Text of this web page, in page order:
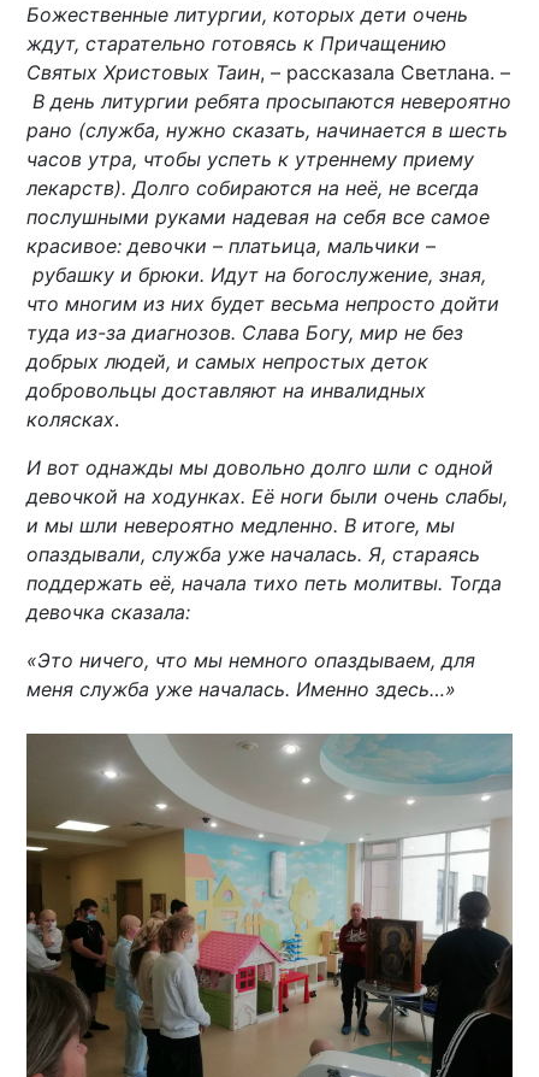
Божественные литургии, которых дети очень
ждут, старательно готовясь к Причащению
Святых Христовых Таин,– рассказала Светлана.–
В день литургии ребята просыпаются невероятно
рано (служба, нужно сказать, начинается в шесть
часов утра, чтобы успеть к утреннему приему
лекарств). Долго собираются на неё, не всегда
послушными руками надевая на себя все самое
красивое: девочки– платьица, мальчики–
рубашку и брюки. Идут на богослужение, зная,
что многим из них будет весьма непросто дойти
туда из-за диагнозов. Слава Богу, мир не без
добрых людей, и самых непростых деток
добровольцы доставляют на инвалидных
колясках.
И вот однажды мы довольно долго шли с одной
девочкой на ходунках. Её ноги были очень слабы,
и мы шли невероятно медленно. В итоге, мы
опаздывали, служба уже началась. Я, стараясь
поддержать её, начала тихо петь молитвы. Тогда
девочка сказала:
«Это ничего, что мы немного опаздываем, для
меня служба уже началась. Именно здесь…»